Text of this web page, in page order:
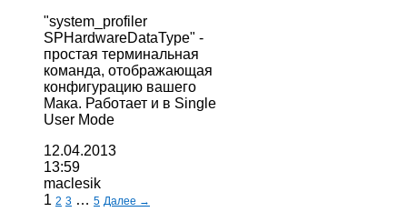
"system_profiler
SPHardwareDataType" -
простая терминальная
команда, отображающая
конфигурацию вашего
Мака. Работает и в Single
User Mode
12.04.2013
13:59
maclesik
1 2 3 … 5 Далее →